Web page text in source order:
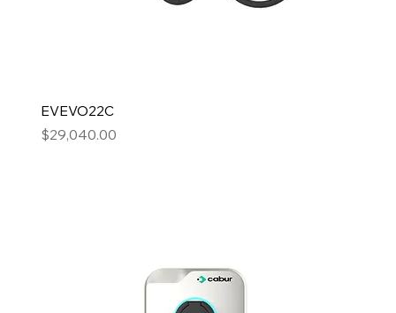
EVEVO22C
Precio
$29,040.00